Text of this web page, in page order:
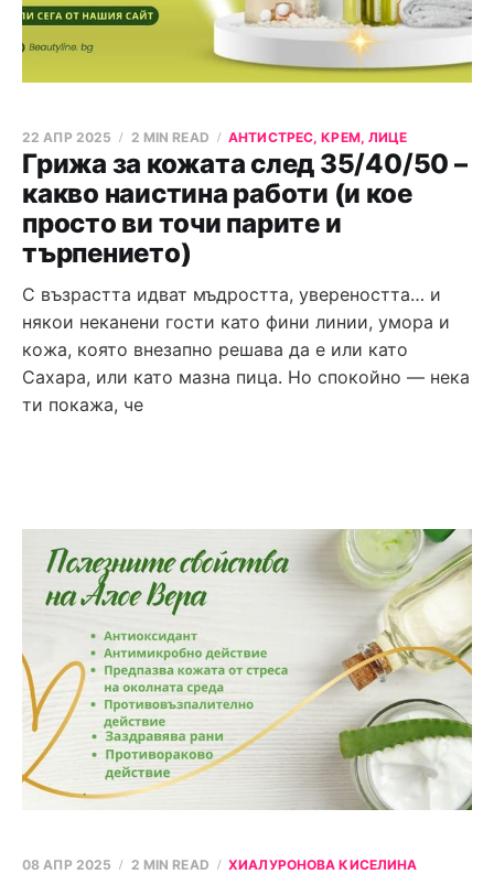
Грижа за кожата след 35/40/50 –
какво наистина работи (и кое
просто ви точи парите и
търпението)
22 АПР 2025 2 MIN READ АНТИСТРЕС, КРЕМ, ЛИЦЕ
С възрастта идват мъдростта, увереността… и
някои неканени гости като фини линии, умора и
кожа, която внезапно решава да е или като
Сахара, или като мазна пица. Но спокойно — нека
ти покажа, че
08 АПР 2025 2 MIN READ ХИАЛУРОНОВА КИСЕЛИНА